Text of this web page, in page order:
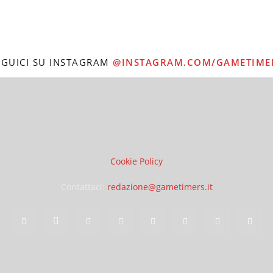
SU INSTAGRAM @INSTAGRAM.COM/
Cookie Policy
redazione@gametimers.it